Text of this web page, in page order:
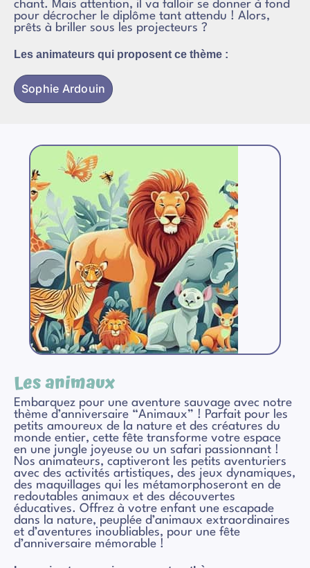
chant. Mais attention, il va falloir se donner à fond
pour décrocher le diplôme tant attendu ! Alors,
prêts à briller sous les projecteurs ?
Les animateurs qui proposent ce thème :
Sophie Ardouin
Les animaux
Embarquez pour une aventure sauvage avec notre
thème d’anniversaire “Animaux” ! Parfait pour les
petits amoureux de la nature et des créatures du
monde entier, cette fête transforme votre espace
en une jungle joyeuse ou un safari passionnant !
Nos animateurs, captiveront les petits aventuriers
avec des activités artistiques, des jeux dynamiques,
des maquillages qui les métamorphoseront en de
redoutables animaux et des découvertes
éducatives. Offrez à votre enfant une escapade
dans la nature, peuplée d’animaux extraordinaires
et d’aventures inoubliables, pour une fête
d’anniversaire mémorable !